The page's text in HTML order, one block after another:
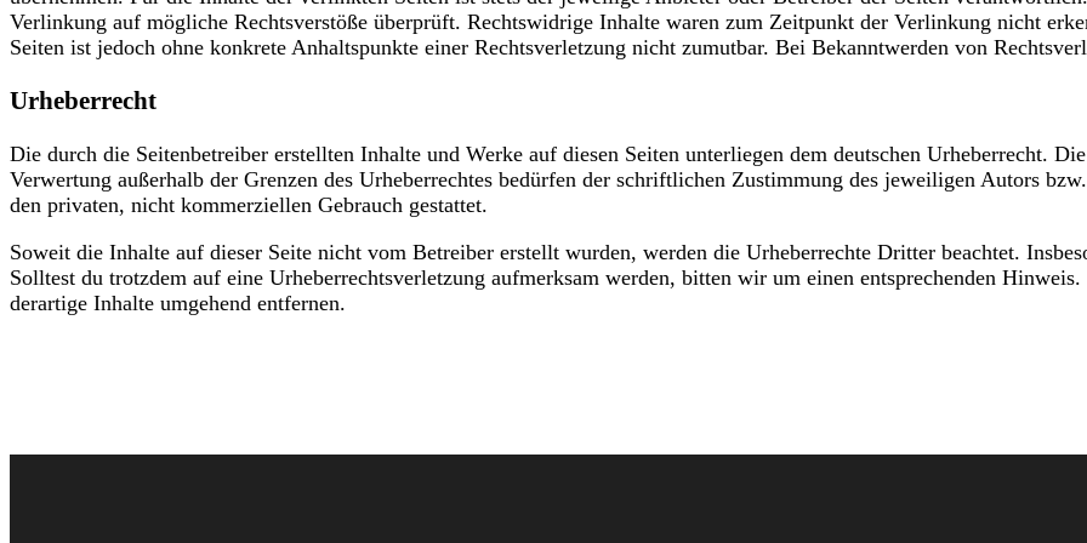
Verlinkung auf mögliche Rechtsverstöße überprüft. Rechtswidrige Inhalte waren zum Zeitpunkt der Verlinkung nicht
Seiten ist jedoch ohne konkrete Anhaltspunkte einer Rechtsverletzung nicht zumutbar. Bei Bekanntwerden von
Urheberrecht
Die durch die Seitenbetreiber erstellten Inhalte und Werke auf diesen Seiten unterliegen dem deutschen Urheberrecht.
Verwertung außerhalb der Grenzen des Urheberrechtes bedürfen der schriftlichen Zustimmung des jeweiligen Autors
den privaten, nicht kommerziellen Gebrauch gestattet.
Soweit die Inhalte auf dieser Seite nicht vom Betreiber erstellt wurden, werden die Urheberrechte Dritter beachtet.
Solltest du trotzdem auf eine Urheberrechtsverletzung aufmerksam werden, bitten wir um einen entsprechenden
derartige Inhalte umgehend entfernen.